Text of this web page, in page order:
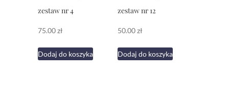
zestaw nr 4
75.00zł
Dodaj do koszyka
zestaw nr 12
50.00zł
Dodaj do koszyka